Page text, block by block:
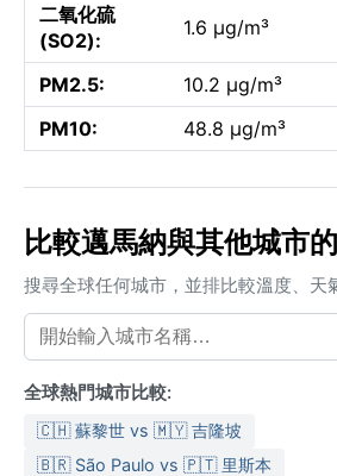
二氧化硫
(SO2):
1.6 µg/m³
PM2.5:
10.2 µg/m³
PM10:
48.8 µg/m³
比較邁馬納與其他城市
搜尋全球任何城市，並排比較溫度、天
全球熱門城市比較:
🇨🇭 蘇黎世 vs 🇲🇾 吉隆坡
🇧🇷 São Paulo vs 🇵🇹 里斯本